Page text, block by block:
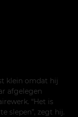
klein omdat hij
afgelegen
“Het is
slepen”, zegt hij.